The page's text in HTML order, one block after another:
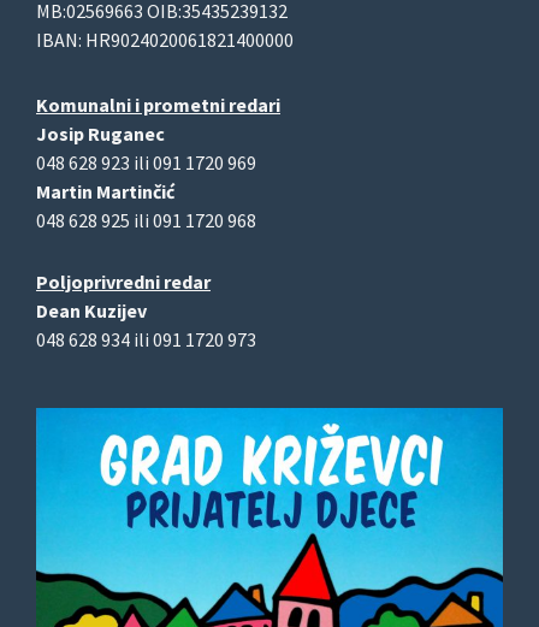
MB:02569663 OIB:35435239132
IBAN: HR9024020061821400000
Komunalni i prometni redari
Josip Ruganec
048 628 923 ili 091 1720 969
Martin Martinčić
048 628 925 ili 091 1720 968
Poljoprivredni redar
Dean Kuzijev
048 628 934 ili 091 1720 973